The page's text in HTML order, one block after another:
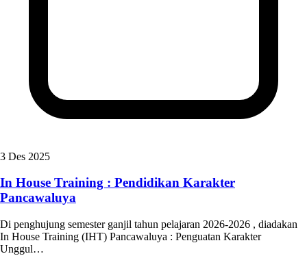
3 Des 2025
In House Training : Pendidikan Karakter
Pancawaluya
Di penghujung semester ganjil tahun pelajaran 2026-2026 , diadakan
In House Training (IHT) Pancawaluya : Penguatan Karakter
Unggul…